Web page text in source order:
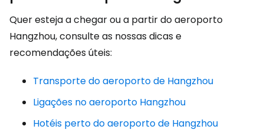
Quer esteja a chegar ou a partir do aeroporto
Hangzhou, consulte as nossas dicas e
recomendações úteis:
Transporte do aeroporto de Hangzhou
Ligações no aeroporto Hangzhou
Hotéis perto do aeroporto de Hangzhou